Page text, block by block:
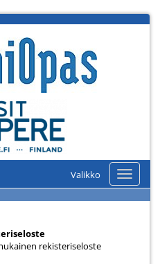
Valikko Valikko
rekisteriseloste